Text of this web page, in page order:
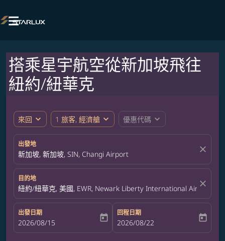

搭乘星宇航空從新加坡飛往
紐約/紐華克
來回 expand_more 1 旅客, 經濟艙 expand_more 優惠代碼 expand_more
出發地
新加坡, 新加坡, SIN, Changi Airport close
目的地
紐約/紐華克, 美國, EWR, Newark Liberty International Airport
close
出發日期
fc-booking-departure-date-aria-label
2026/08/15 today
回程日期
fc-booking-return-date-aria-label
2026/08/22 today